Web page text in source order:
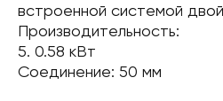
встроенной системой
Производительность:
5. 0.58 кВт
Соединение: 50 мм